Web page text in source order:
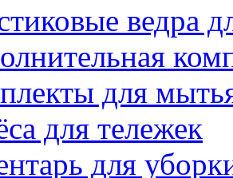
ведра
для
для тележек
для